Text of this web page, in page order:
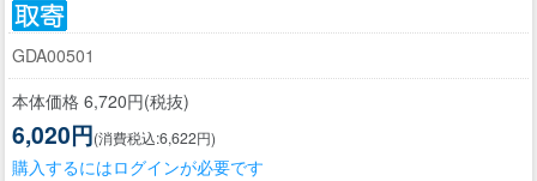
GDA00501
本体価格 6,720円(税抜)
6,020円(消費税込:6,622円)
購入するにはログインが必要です